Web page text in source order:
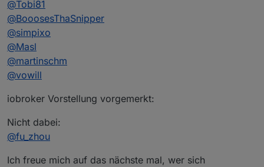
@Tobi81
@BooosesThaSnipper
@simpixo
@Masl
@martinschm
@vowill
iobroker Vorstellung vorgemerkt:
Nicht dabei:
@fu_zhou
Ich freue mich auf das nächste mal, wer sich